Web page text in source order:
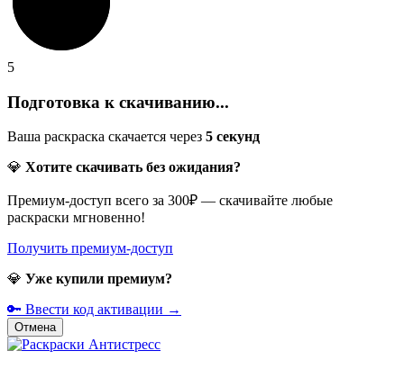
5
Подготовка к скачиванию...
Ваша раскраска скачается через 5 секунд
💎 Хотите скачивать без ожидания?
Премиум-доступ всего за 300₽ — скачивайте любые
раскраски мгновенно!
Получить премиум-доступ
💎 Уже купили премиум?
🔑 Ввести код активации →
Отмена